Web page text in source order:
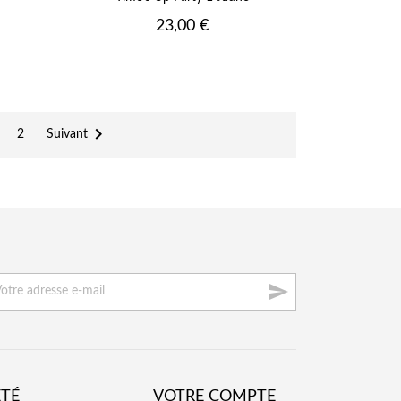
Prix
23,00 €
2 Suivant 

VOTRE COMPTE